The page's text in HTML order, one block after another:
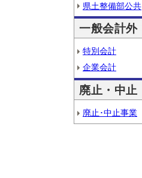
県土整備部公共
一般会計外
特別会計
企業会計
廃止・中止
廃止･中止事業